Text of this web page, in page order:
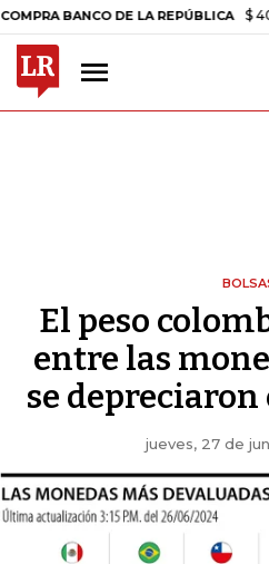
BANCO DE LA REPÚBLICA $
El peso
entre las
se
jueves, 27 de